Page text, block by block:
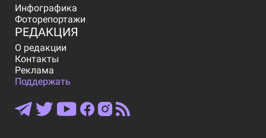
Инфографика
Фоторепортажи
РЕДАКЦИЯ
О редакции
Контакты
Реклама
Поддержать